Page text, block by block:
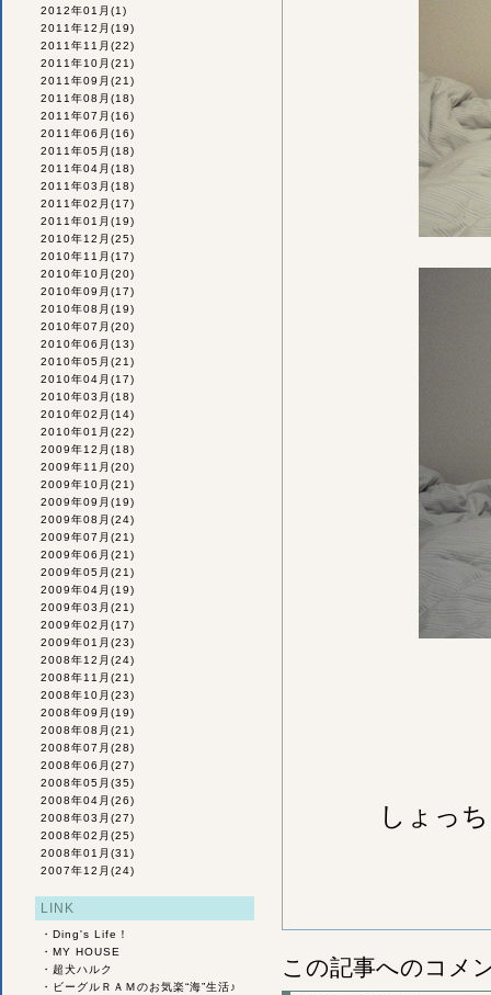
2012年01月 (1)
2011年12月 (19)
2011年11月 (22)
2011年10月 (21)
2011年09月 (21)
2011年08月 (18)
2011年07月 (16)
2011年06月 (16)
2011年05月 (18)
2011年04月 (18)
2011年03月 (18)
2011年02月 (17)
2011年01月 (19)
2010年12月 (25)
2010年11月 (17)
2010年10月 (20)
2010年09月 (17)
2010年08月 (19)
2010年07月 (20)
2010年06月 (13)
2010年05月 (21)
2010年04月 (17)
2010年03月 (18)
2010年02月 (14)
2010年01月 (22)
2009年12月 (18)
2009年11月 (20)
2009年10月 (21)
2009年09月 (19)
2009年08月 (24)
2009年07月 (21)
2009年06月 (21)
2009年05月 (21)
2009年04月 (19)
2009年03月 (21)
2009年02月 (17)
2009年01月 (23)
2008年12月 (24)
2008年11月 (21)
2008年10月 (23)
2008年09月 (19)
2008年08月 (21)
2008年07月 (28)
2008年06月 (27)
2008年05月 (35)
2008年04月 (26)
2008年03月 (27)
2008年02月 (25)
2008年01月 (31)
2007年12月 (24)
LINK
・ Ding's Life！
・ MY HOUSE
・ 超犬ハルク
・
ビーグルＲＡＭのお気楽“海”生活♪
しょっ
この記事へのコメ